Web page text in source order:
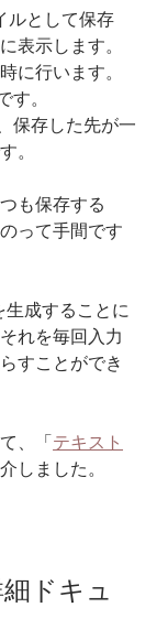
ルとして保存
表示します。
に行います。
。
保存した先が一
。
も保存する
って手間です
生成することに
れを毎回入力
すことができ
、「テキスト
しました。
ドキュ